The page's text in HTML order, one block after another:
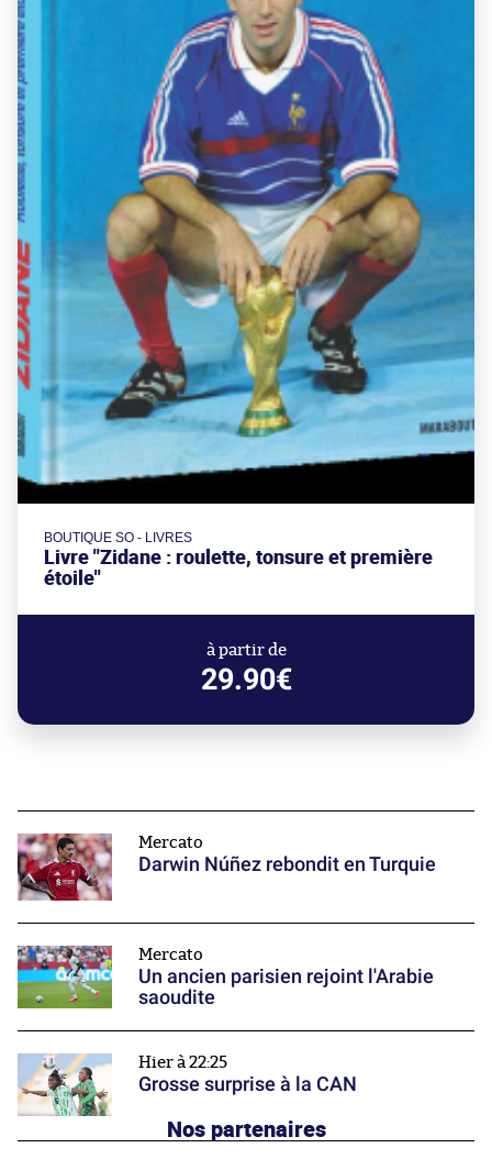
BOUTIQUE SO - LIVRES
Livre "Zidane : roulette, tonsure et première
étoile"
à partir de
29.90€
Mercato
Darwin Núñez rebondit en Turquie
Mercato
Un ancien parisien rejoint l'Arabie
saoudite
Hier à 22:25
Grosse surprise à la CAN
Nos partenaires